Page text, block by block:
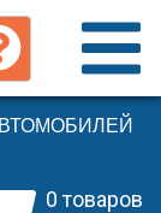
0 товаров